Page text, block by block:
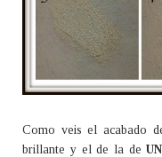
Como veis el acabado
brillante y el de la de